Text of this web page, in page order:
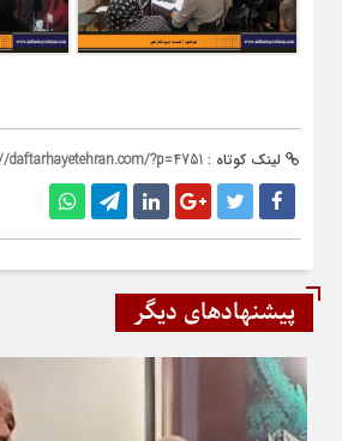
لینک کوتاه : ?p=4751
پیشنهادهای دیگر